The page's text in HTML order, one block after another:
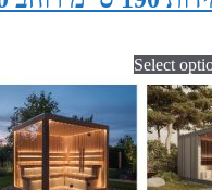
Select